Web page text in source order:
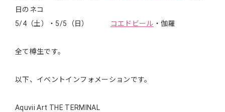
日のネコ
5/4（土）・5/5（日） コエドビール ・伽羅
全て樽生です。
以下、イベントインフォメーションです。
Aquvii Art THE TERMINAL